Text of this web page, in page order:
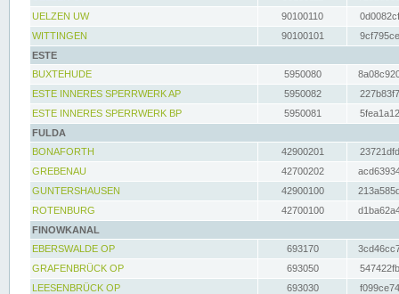
UELZEN UW
90100110
WITTINGEN
90100101
ESTE
BUXTEHUDE
5950080
ESTE INNERES SPERRWERK AP
5950082
ESTE INNERES SPERRWERK BP
5950081
FULDA
BONAFORTH
42900201
GREBENAU
42700202
GUNTERSHAUSEN
42900100
ROTENBURG
42700100
FINOWKANAL
EBERSWALDE OP
693170
GRAFENBRÜCK OP
693050
LEESENBRÜCK OP
693030